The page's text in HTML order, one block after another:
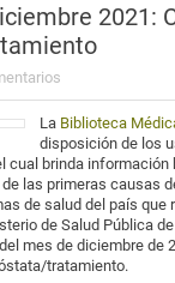
2021:
La Biblioteca
disposición de los
cual brinda información
las primeras causas
de salud del país que
de Salud Pública de
mes de diciembre de
tratamiento.